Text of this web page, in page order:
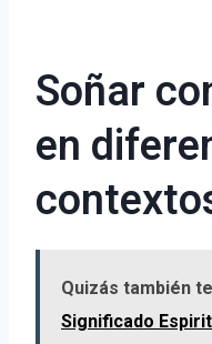
Soñar
en
Quizás también
Significado